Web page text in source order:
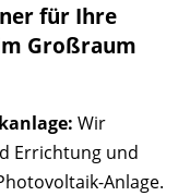
für Ihre
Großraum
Wir
Errichtung und
Anlage.